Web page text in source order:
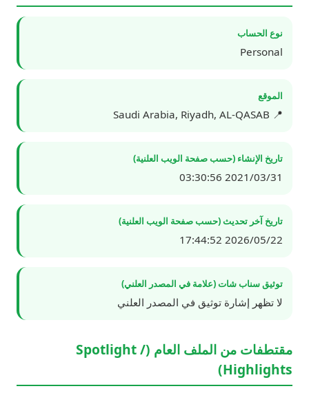
نوع الحساب
Personal
الموقع
📍 Saudi Arabia, Riyadh, AL-QASAB
تاريخ الإنشاء (حسب صفحة الويب العلنية)
2021/03/31 03:30:56
تاريخ آخر تحديث (حسب صفحة الويب العلنية)
2026/05/22 17:44:52
توثيق سناب شات (علامة في المصدر العلني)
لا تظهر إشارة توثيق في المصدر العلني
مقتطفات من الملف العام (Spotlight /
Highlights)